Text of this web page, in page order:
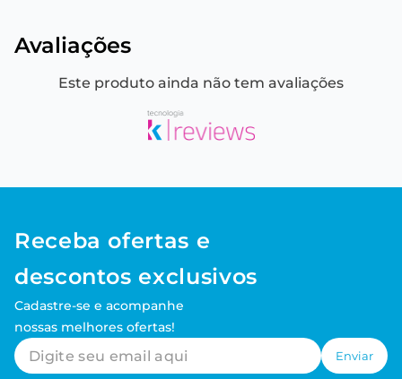
Avaliações
Este produto ainda não tem avaliações
Receba ofertas e
descontos exclusivos
Cadastre-se e acompanhe
nossas melhores ofertas!
Enviar